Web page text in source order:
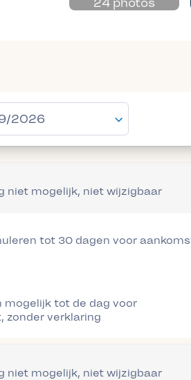
24 photos
niet mogelijk, niet wijzigbaar
tot 30 dagen voor
mogelijk tot de dag voor
zonder verklaring
niet mogelijk, niet wijzigbaar